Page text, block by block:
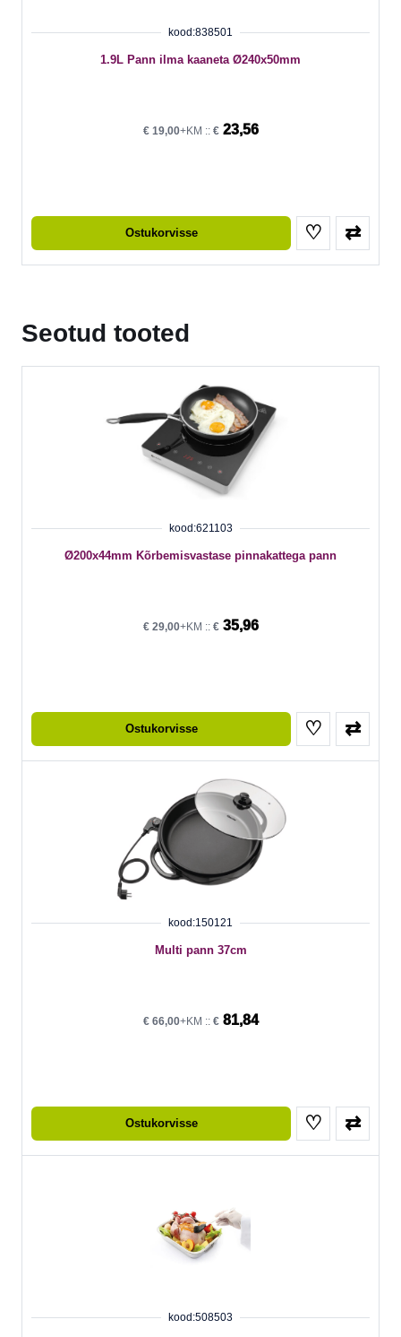
kood:838501
1.9L Pann ilma kaaneta Ø240x50mm
€19,00+KM :: €23,56
Ostukorvisse ♡ ⇄
Seotud tooted
kood:621103
Ø200x44mm Kõrbemisvastase pinnakattega pann
€29,00+KM :: €35,96
Ostukorvisse ♡ ⇄
kood:150121
Multi pann 37cm
€66,00+KM :: €81,84
Ostukorvisse ♡ ⇄
kood:508503